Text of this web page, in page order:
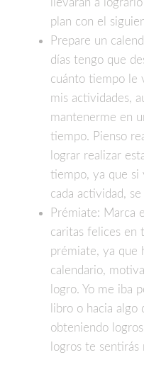
plan con el
Prepare un
días tengo que
cuánto tiempo le
mis actividades,
mantenerme en
tiempo. Pienso
lograr realizar
tiempo, ya que si
cada actividad,
Prémiate: Marca
caritas felices en
prémiate, ya que
calendario,
logro. Yo me iba
libro o hacia
obteniendo
logros te sentirás